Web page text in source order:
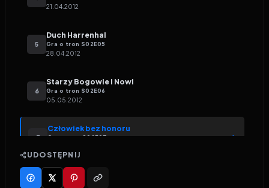
21.04.2012
5
Duch Harrenhal
Gra o tron S02E05
28.04.2012
6
Starzy Bogowie i Nowi
Gra o tron S02E06
05.05.2012
7
Człowiek bez honoru
Gra o tronS02E07
Książę Winterfell
Gra o tron E
UDOSTĘPNIJ